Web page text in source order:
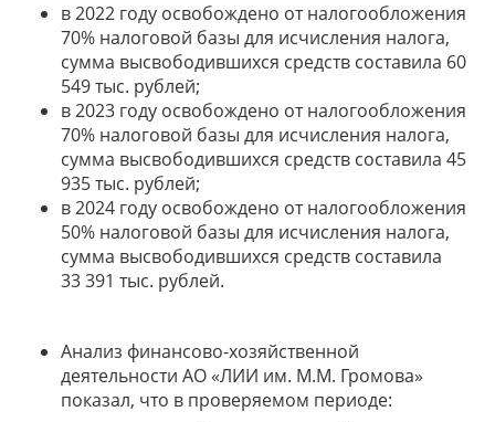
в 2022 году освобождено от налогообложения
70% налоговой базы для исчисления налога,
сумма высвободившихся средств составила 60
549 тыс. рублей;
в 2023 году освобождено от налогообложения
70% налоговой базы для исчисления налога,
сумма высвободившихся средств составила 45
935 тыс. рублей;
в 2024 году освобождено от налогообложения
50% налоговой базы для исчисления налога,
сумма высвободившихся средств составила
33 391 тыс. рублей.
Анализ финансово-хозяйственной
деятельности АО «ЛИИ им. М.М. Громова»
показал, что в проверяемом периоде: